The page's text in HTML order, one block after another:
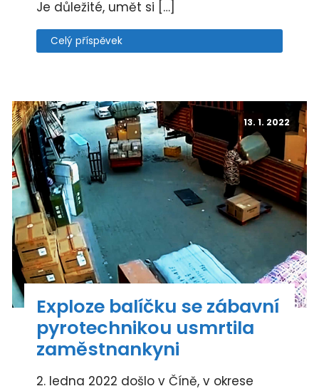
Je důležité, umět si […]
Celý příspěvek
13. 1. 2022
Exploze balíčku se zábavní
pyrotechnikou usmrtila
zaměstnankyni
2. ledna 2022 došlo v Číně, v okrese